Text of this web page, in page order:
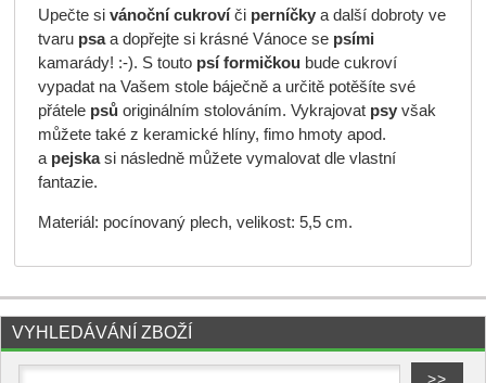
Upečte si vánoční cukrovíči perníčkya další dobroty ve
tvaru psaa dopřejte si krásné Vánoce se psími
kamarády! :-). S touto psí formičkoubude cukroví
vypadat na Vašem stole báječně a určitě potěšíte své
přátele psůoriginálním stolováním. Vykrajovat psyvšak
můžete také z keramické hlíny, fimo hmoty apod.
a pejskasi následně můžete vymalovat dle vlastní
fantazie.
Materiál: pocínovaný plech, velikost: 5,5 cm.
VYHLEDÁVÁNÍ ZBOŽÍ